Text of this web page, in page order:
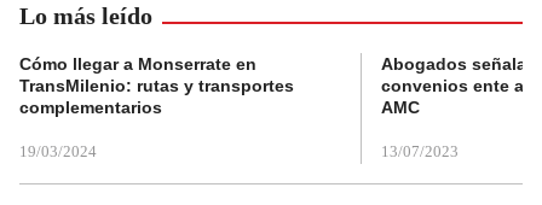
Lo más leído
Cómo llegar a Monserrate en
TransMilenio: rutas y transportes
complementarios
19/03/2024
Abogados
convenios ente
AMC
13/07/2023